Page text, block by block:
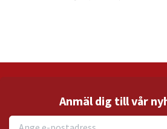
Anmäl dig till vår